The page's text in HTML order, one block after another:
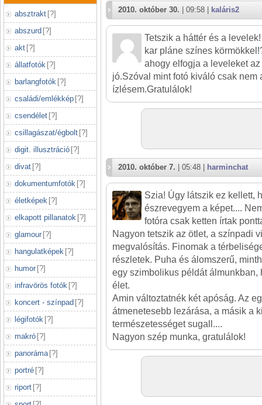
absztrakt [?]
abszurd [?]
akt [?]
állatfotók [?]
barlangfotók [?]
családi/emlékkép [?]
csendélet [?]
csillagászat/égbolt [?]
digit. illusztráció [?]
divat [?]
dokumentumfotók [?]
életképek [?]
elkapott pillanatok [?]
glamour [?]
hangulatképek [?]
humor [?]
infravörös fotók [?]
koncert - színpad [?]
légifotók [?]
makró [?]
panoráma [?]
portré [?]
riport [?]
2010. október 30. | 09:58 | kaláris2
Tetszik a háttér és a
kar pláne színes
ahogy elfogja a leveleket
jó.Szóval mint fotó kiváló csak nem
ízlésem.Gratulálok!
2010. október 7. | 05:48 | harminchat
Szia! Úgy látszik ez kellett,
észrevegyem a képet....
fotóra csak ketten írtak
Nagyon tetszik az ötlet, a színpadi
megvalósítás. Finomak a
részletek. Puha és álomszerű,
egy szimbolikus példát álmunkban,
élet.
Amin változtatnék két apóság. Az
átmenetesebb lezárása, a másik a
természetességet sugall....
Nagyon szép munka, gratulálok!